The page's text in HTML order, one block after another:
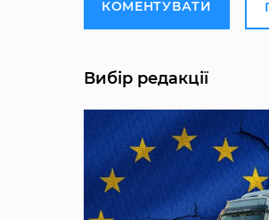
КОМЕНТУВАТИ
Вибір редакції